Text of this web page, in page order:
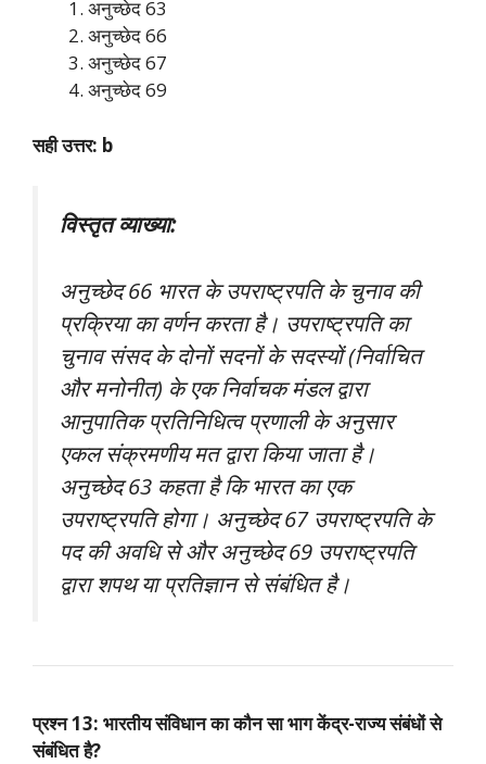
अनुच्छेद 63
अनुच्छेद 66
अनुच्छेद 67
अनुच्छेद 69
सही उत्तर: b
विस्तृत व्याख्या:
अनुच्छेद 66 भारत के उपराष्ट्रपति के चुनाव की
प्रक्रिया का वर्णन करता है। उपराष्ट्रपति का
चुनाव संसद के दोनों सदनों के सदस्यों (निर्वाचित
और मनोनीत) के एक निर्वाचक मंडल द्वारा
आनुपातिक प्रतिनिधित्व प्रणाली के अनुसार
एकल संक्रमणीय मत द्वारा किया जाता है।
अनुच्छेद 63 कहता है कि भारत का एक
उपराष्ट्रपति होगा। अनुच्छेद 67 उपराष्ट्रपति के
पद की अवधि से और अनुच्छेद 69 उपराष्ट्रपति
द्वारा शपथ या प्रतिज्ञान से संबंधित है।
प्रश्न 13: भारतीय संविधान का कौन सा भाग केंद्र-राज्य संबंधों से
संबंधित है?